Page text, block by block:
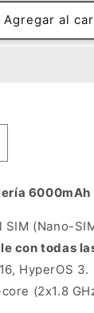
Agregar al
6000mAh
(Nano-
con todas
HyperOS 3.
(2x1.8